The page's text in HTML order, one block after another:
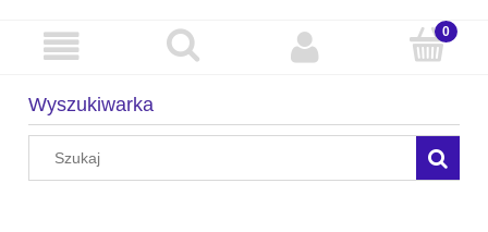
Wyszukiwarka